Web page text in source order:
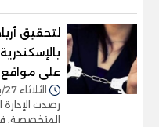
لتحقيق
على مواقع
الثلاثاء 27/يناير/2026 - 08:24 م
رصدت
المتخصصة،